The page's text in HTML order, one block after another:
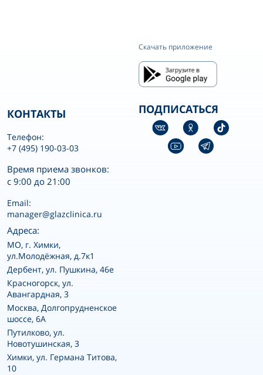
Скачать приложение
КОНТАКТЫ
Телефон:
+7 (495) 190-03-03
Время приема звонков:
с 9:00 до 21:00
Email:
manager@glazclinica.ru
Адреса:
MO, г. Химки,
ул.Молодёжная, д.7к1
Дербент, ул. Пушкина, 46е
Красногорск, ул.
Авангардная, 3
Москва, Долгопрудненское
шоссе, 6А
Путилково, ул.
Новотушинская, 3
Химки, ул. Германа Титова,
10
ПОДПИСАТЬСЯ